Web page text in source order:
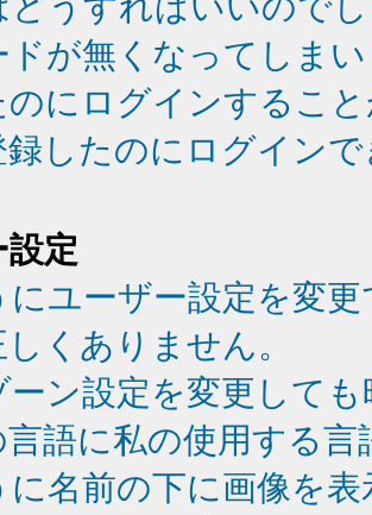
ドが無くなってしま
のにログインするこ
録したのにログイン
定
にユーザー設定を変
くありません。
ーン設定を変更して
語に私の使用する
に名前の下に画像を